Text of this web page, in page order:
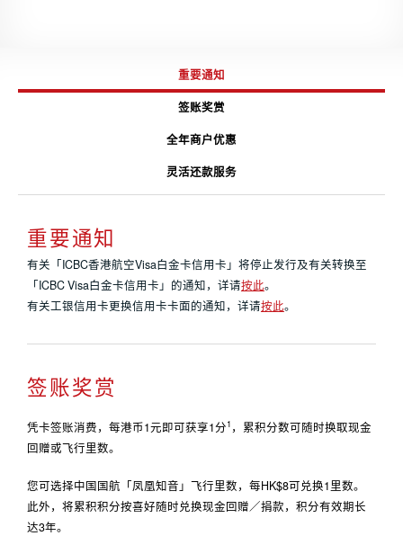
重要通知
签账奖赏
全年商户优惠
灵活还款服务
重要通知
有关「ICBC香港航空Visa白金卡信用卡」将停止发行及有关转换至
「ICBC Visa白金卡信用卡」的通知，详请按此。
有关工银信用卡更换信用卡卡面的通知，详请按此。
签账奖赏
凭卡签账消费，每港币1元即可获享1分1 ，累积分数可随时换取现金
回赠或飞行里数。
您可选择中国国航「凤凰知音」飞行里数，每HK$8可兑换1里数。
此外，将累积积分按喜好随时兑换现金回赠／捐款，积分有效期长
达3年。